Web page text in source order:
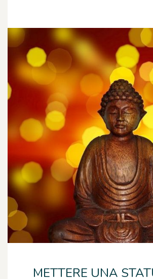
METTERE UNA